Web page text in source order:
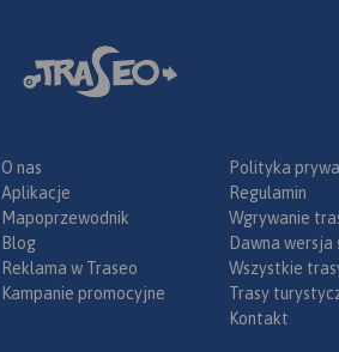
O nas
Aplikacje
Mapoprzewodnik
Blog
Reklama w Traseo
Kampanie promocyjne
Polityka
Regulamin
Wgrywanie
Dawna wersja
Wszystkie
Trasy
Kontakt